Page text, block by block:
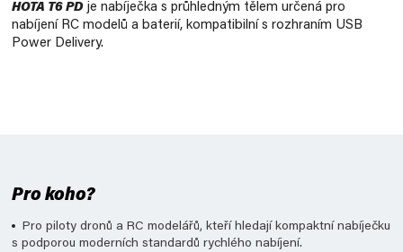
HOTA T6 PDje nabíječka s průhledným tělem určená pro
nabíjení RC modelů a baterií, kompatibilní s rozhraním USB
Power Delivery.
Pro koho?
Pro piloty dronů a RC modelářů, kteří hledají kompaktní nabíječku
s podporou moderních standardů rychlého nabíjení.